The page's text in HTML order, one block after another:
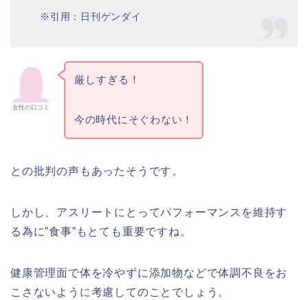
※引用：日刊ゲンダイ
女性の口コミ
厳しすぎる！
今の時代にそぐわない！
との批判の声もあったそうです。
しかし、アスリートにとってパフォーマンスを維持す
る為に”食事”もとても重要ですね。
健康管理面で体を冷やずに添加物などで体調不良をお
こさないように考慮してのことでしょう。